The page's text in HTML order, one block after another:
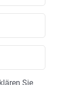
Sie